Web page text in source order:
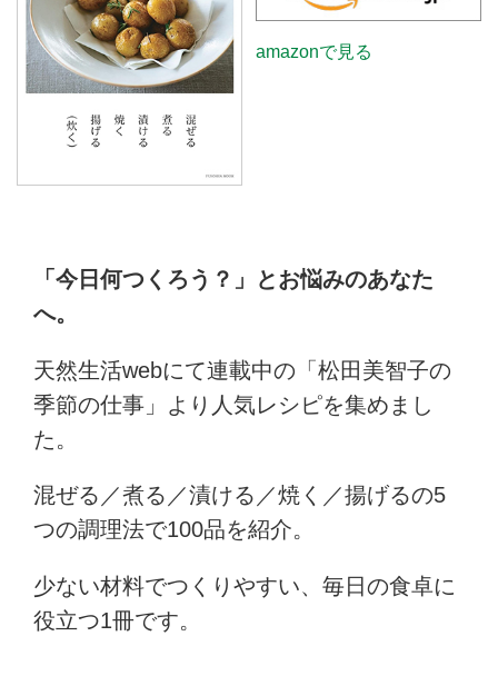
amazonで見る
「今日何つくろう？」とお悩みのあなた
へ。
天然生活webにて連載中の「松田美智子の
季節の仕事」より人気レシピを集めまし
た。
混ぜる／煮る／漬ける／焼く／揚げるの5
つの調理法で100品を紹介。
少ない材料でつくりやすい、毎日の食卓に
役立つ1冊です。